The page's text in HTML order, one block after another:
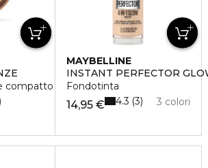
compatto crema
MAYBELLINE
INSTANT PERFECTOR
Fondotinta
14,95 € 3 colori
4.3 3